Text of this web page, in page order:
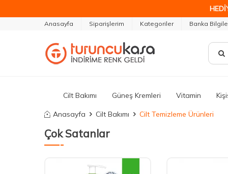
Anasayfa Siparişlerim Kategoriler Banka
Cilt Bakımı Güneş Kremleri Vitamin
Anasayfa Cilt Bakımı Cilt Temizleme Ürünleri
Çok Satanlar